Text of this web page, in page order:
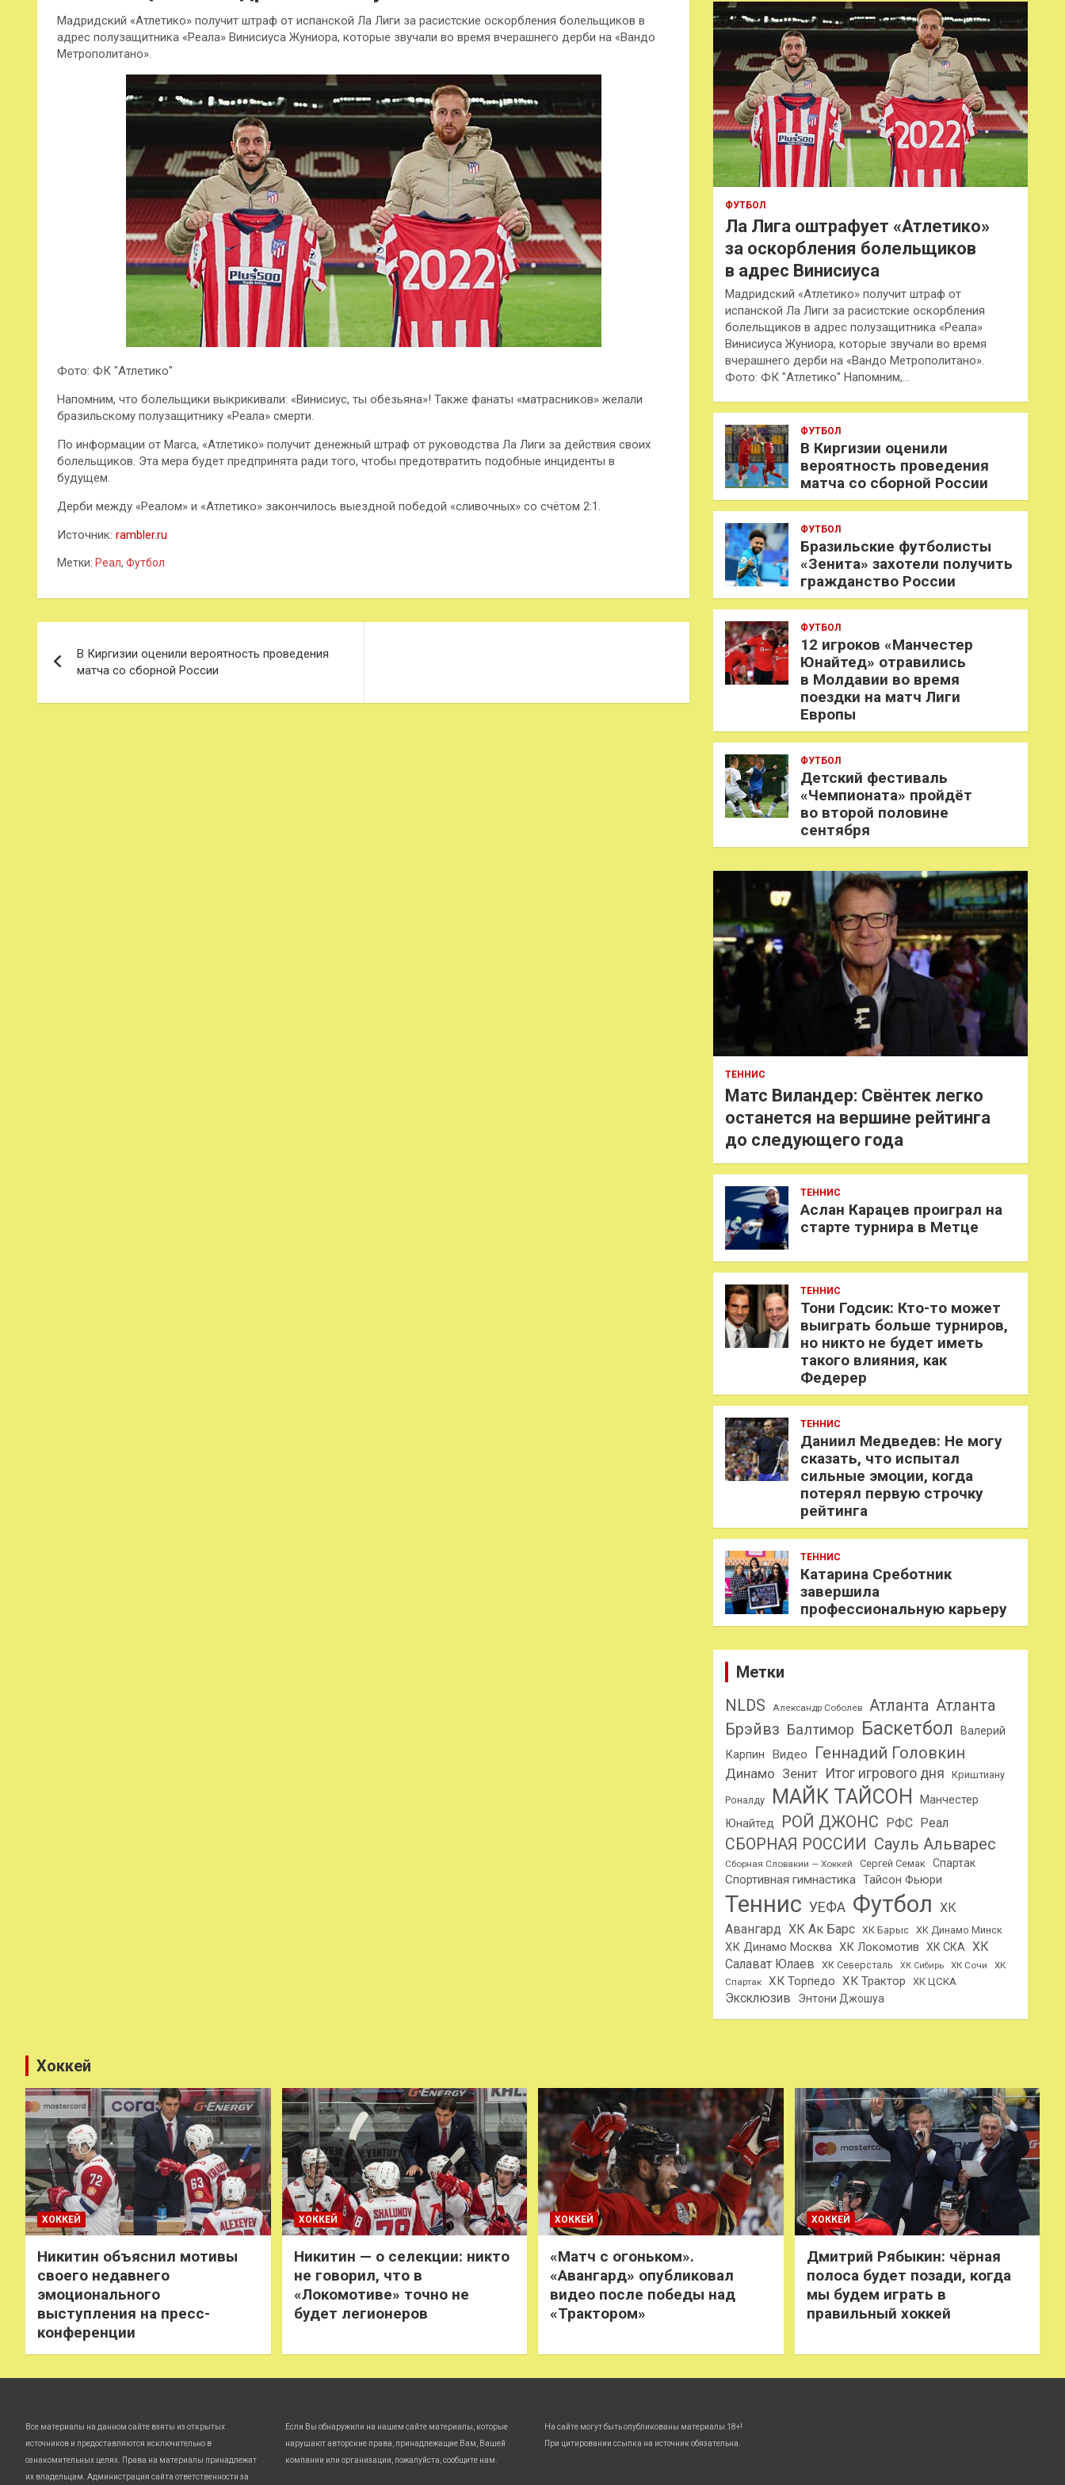
Мадридский «Атлетико» получит штраф от испанской Ла Лиги за расистские оскорбления болельщиков в
адрес полузащитника «Реала» Винисиуса Жуниора, которые звучали во время вчерашнего дерби на «Вандо
Метрополитано».
Фото: ФК "Атлетико"
Напомним, что болельщики выкрикивали: «Винисиус, ты обезьяна»! Также фанаты «матрасников» желали
бразильскому полузащитнику «Реала» смерти.
По информации от Marca, «Атлетико» получит денежный штраф от руководства Ла Лиги за действия своих
болельщиков. Эта мера будет предпринята ради того, чтобы предотвратить подобные инциденты в
будущем.
Дерби между «Реалом» и «Атлетико» закончилось выездной победой «сливочных» со счётом 2:1.
Источник: rambler.ru
Метки: Реал, Футбол
по
записям
В Киргизии оценили вероятность проведения
матча со сборной России
к
ФУТБОЛ
Ла Лига оштрафует «Атлетико»
за оскорбления болельщиков
в адрес Винисиуса
Мадридский «Атлетико» получит штраф от
испанской Ла Лиги за расистские оскорбления
болельщиков в адрес полузащитника «Реала»
Винисиуса Жуниора, которые звучали во время
вчерашнего дерби на «Вандо Метрополитано».
Фото: ФК "Атлетико" Напомним,…
ФУТБОЛ
В Киргизии оценили
вероятность проведения
матча со сборной России
ФУТБОЛ
Бразильские футболисты
«Зенита» захотели получить
гражданство России
ФУТБОЛ
12 игроков «Манчестер
Юнайтед» отравились
в Молдавии во время
поездки на матч Лиги
Европы
ФУТБОЛ
Детский фестиваль
«Чемпионата» пройдёт
во второй половине
сентября
ТЕННИС
Матс Виландер: Свёнтек легко
останется на вершине рейтинга
до следующего года
ТЕННИС
Аслан Карацев проиграл на
старте турнира в Метце
ТЕННИС
Тони Годсик: Кто-то может
выиграть больше турниров,
но никто не будет иметь
такого влияния, как
Федерер
ТЕННИС
Даниил Медведев: Не могу
сказать, что испытал
сильные эмоции, когда
потерял первую строчку
рейтинга
ТЕННИС
Катарина Среботник
завершила
профессиональную карьеру
Метки
NLDS
Александр Соболев Атланта Атланта
Брэйвз Балтимор Баскетбол
Валерий
Карпин
Видео Геннадий Головкин
Динамо Зенит Итог игрового дня Криштиану
Роналду МАЙК ТАЙСОН
Манчестер
Юнайтед
РОЙ ДЖОНС РФС Реал
СБОРНАЯ РОССИИ Сауль Альварес
Сборная Словакии — Хоккей Сергей Семак Спартак
Спортивная гимнастика Тайсон Фьюри
Теннис УЕФА Футбол ХК
Авангард ХК Ак Барс ХК Барыс ХК Динамо Минск
ХК Динамо Москва ХК Локомотив ХК СКА
ХК
Салават Юлаев
ХК Северсталь ХК Сибирь ХК Сочи
ХК
Спартак
ХК Торпедо ХК Трактор ХК ЦСКА
Эксклюзив Энтони Джошуа
Хоккей
ХОККЕЙ
Никитин объяснил мотивы
своего недавнего
эмоционального
выступления на пресс-
конференции
ХОККЕЙ
Никитин — о селекции: никто
не говорил, что в
«Локомотиве» точно не
будет легионеров
ХОККЕЙ
«Матч с огоньком».
«Авангард» опубликовал
видео после победы над
«Трактором»
ХОККЕЙ
Дмитрий Рябыкин: чёрная
полоса будет позади, когда
мы будем играть в
правильный хоккей
Все материалы на данном сайте взяты из открытых
источников и предоставляются исключительно в
ознакомительных целях. Права на материалы принадлежат
их владельцам. Администрация сайта ответственности за
Если Вы обнаружили на нашем сайте материалы, которые
нарушают авторские права, принадлежащие Вам, Вашей
компании или организации, пожалуйста, сообщите нам.
На сайте могут быть опубликованы материалы 18+!
При цитировании ссылка на источник обязательна.